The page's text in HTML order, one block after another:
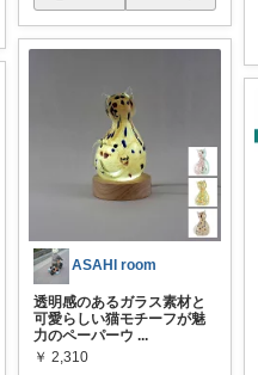
ASAHI room
透明感のあるガラス素材と
可愛らしい猫モチーフが魅
力のペーパーウ ...
￥ 2,310